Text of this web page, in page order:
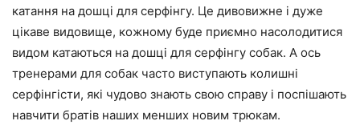
катання на дошці для серфінгу. Це дивовижне і дуже
цікаве видовище, кожному буде приємно насолодитися
видом катаються на дошці для серфінгу собак. А ось
тренерами для собак часто виступають колишні
серфінгісти, які чудово знають свою справу і поспішають
навчити братів наших менших новим трюкам.